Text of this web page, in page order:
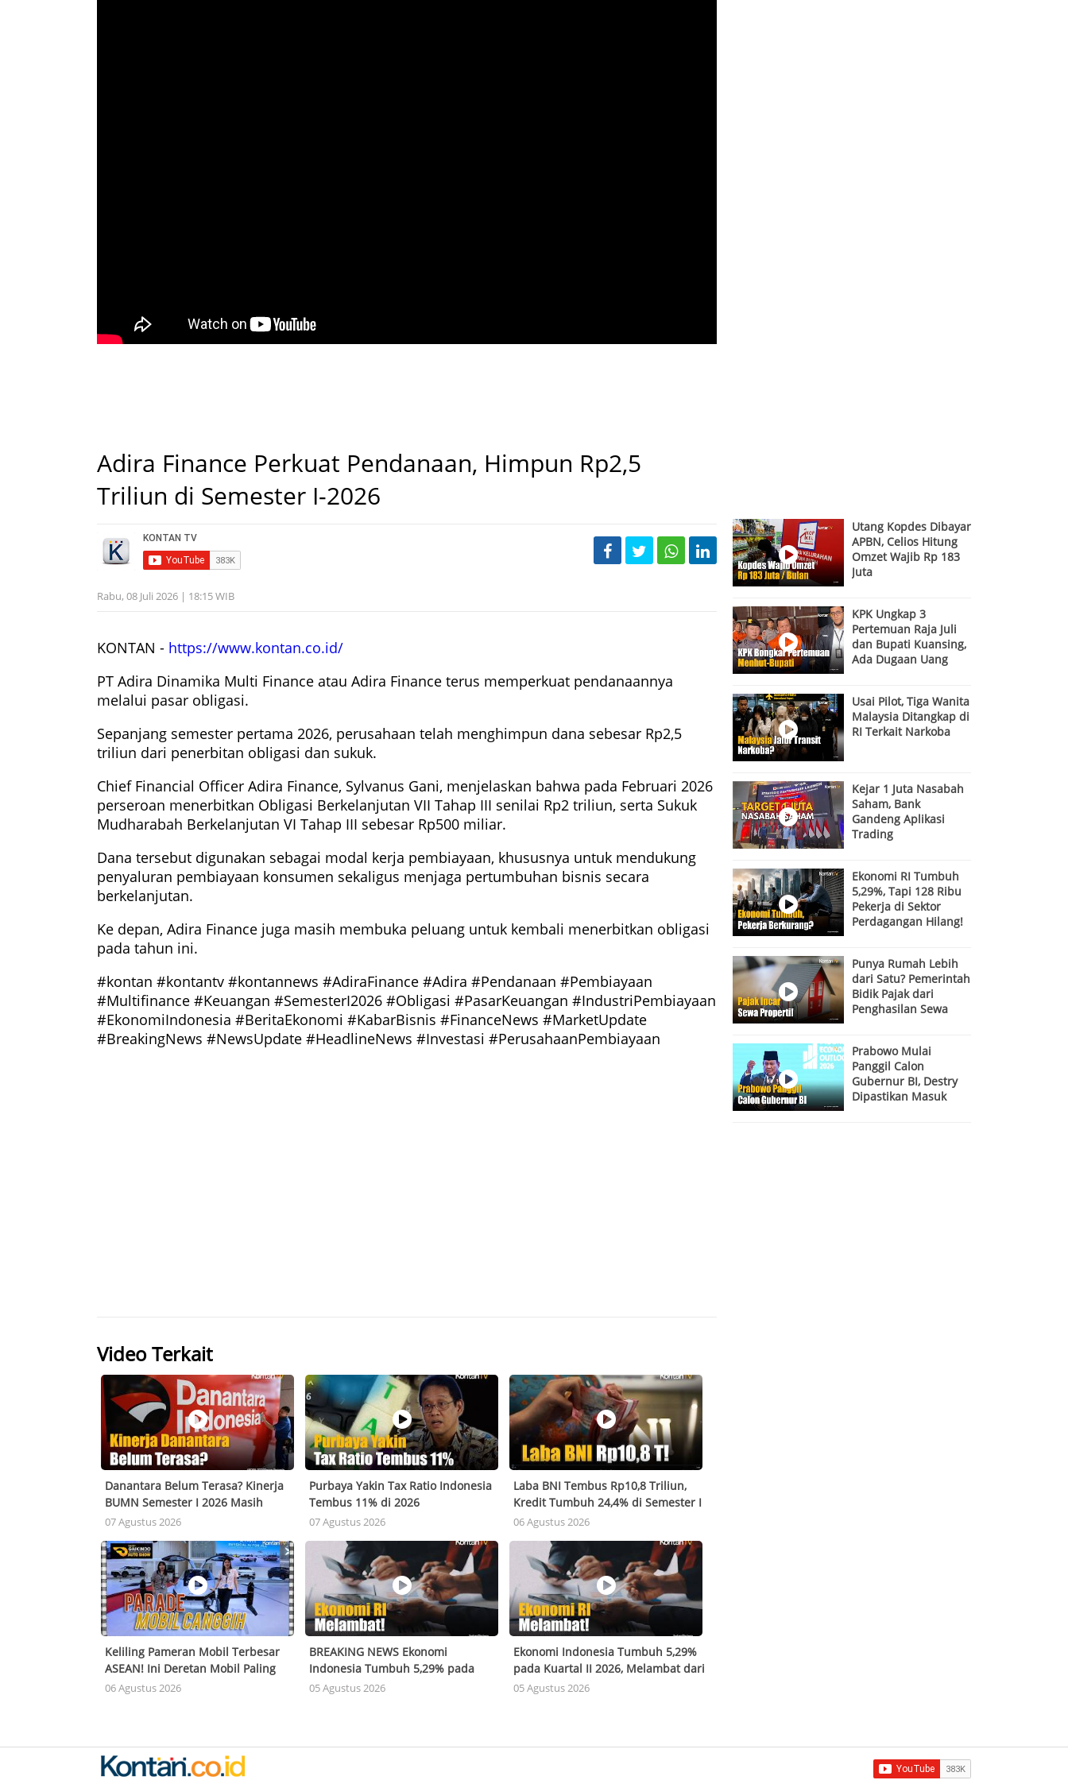
Adira Finance Perkuat Pendanaan, Himpun Rp2,5
Triliun di Semester I-2026
Rabu, 08 Juli 2026 | 18:15 WIB
KONTAN - https://www.kontan.co.id/
PT Adira Dinamika Multi Finance atau Adira Finance terus memperkuat pendanaannya
melalui pasar obligasi.
Sepanjang semester pertama 2026, perusahaan telah menghimpun dana sebesar Rp2,5
triliun dari penerbitan obligasi dan sukuk.
Chief Financial Officer Adira Finance, Sylvanus Gani, menjelaskan bahwa pada Februari 2026
perseroan menerbitkan Obligasi Berkelanjutan VII Tahap III senilai Rp2 triliun, serta Sukuk
Mudharabah Berkelanjutan VI Tahap III sebesar Rp500 miliar.
Dana tersebut digunakan sebagai modal kerja pembiayaan, khususnya untuk mendukung
penyaluran pembiayaan konsumen sekaligus menjaga pertumbuhan bisnis secara
berkelanjutan.
Ke depan, Adira Finance juga masih membuka peluang untuk kembali menerbitkan obligasi
pada tahun ini.
#kontan #kontantv #kontannews #AdiraFinance #Adira #Pendanaan #Pembiayaan
#Multifinance #Keuangan #SemesterI2026 #Obligasi #PasarKeuangan #IndustriPembiayaan
#EkonomiIndonesia #BeritaEkonomi #KabarBisnis #FinanceNews #MarketUpdate
#BreakingNews #NewsUpdate #HeadlineNews #Investasi #PerusahaanPembiayaan
Video Terkait
Danantara Belum Terasa? Kinerja
BUMN Semester I 2026 Masih
Belum Merata
07 Agustus 2026
Purbaya Yakin Tax Ratio Indonesia
Tembus 11% di 2026
07 Agustus 2026
Laba BNI Tembus Rp10,8 Triliun,
Kredit Tumbuh 24,4% di Semester I
2026
06 Agustus 2026
Keliling Pameran Mobil Terbesar
ASEAN! Ini Deretan Mobil Paling
Menarik di GIIAS 2026
06 Agustus 2026
BREAKING NEWS Ekonomi
Indonesia Tumbuh 5,29% pada
Kuartal II 2026, Melambat dari
05 Agustus 2026
Ekonomi Indonesia Tumbuh 5,29%
pada Kuartal II 2026, Melambat dari
Kuartal I
05 Agustus 2026
Utang Kopdes Dibayar
APBN, Celios Hitung
Omzet Wajib Rp 183
Juta
KPK Ungkap 3
Pertemuan Raja Juli
dan Bupati Kuansing,
Ada Dugaan Uang
Usai Pilot, Tiga Wanita
Malaysia Ditangkap di
RI Terkait Narkoba
Kejar 1 Juta Nasabah
Saham, Bank
Gandeng Aplikasi
Trading
Ekonomi RI Tumbuh
5,29%, Tapi 128 Ribu
Pekerja di Sektor
Perdagangan Hilang!
Punya Rumah Lebih
dari Satu? Pemerintah
Bidik Pajak dari
Penghasilan Sewa
Prabowo Mulai
Panggil Calon
Gubernur BI, Destry
Dipastikan Masuk